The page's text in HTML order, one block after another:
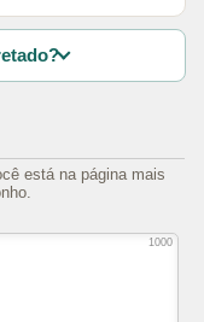
está na página mais
1000